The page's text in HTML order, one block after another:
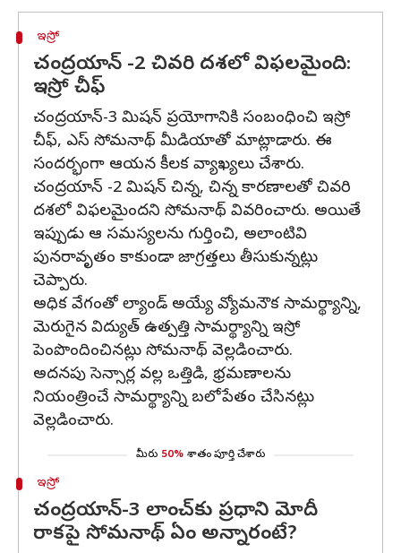
ఇస్రో
చంద్రయాన్ -2 చివరి దశలో విఫలమైంది:
ఇస్రో చీఫ్
చంద్రయాన్-3 మిషన్‌ ప్రయోగానికి సంబంధించి ఇస్రో
చీఫ్, ఎస్ సోమనాథ్ మీడియాతో మాట్లాడారు. ఈ
సందర్భంగా ఆయన కీలక వ్యాఖ్యలు చేశారు.
చంద్రయాన్ -2 మిషన్ చిన్న, చిన్న కారణాలతో చివరి
దశలో విఫలమైందని సోమనాథ్ వివరించారు. అయితే
ఇప్పుడు ఆ సమస్యలను గుర్తించి, అలాంటివి
పునరావృతం కాకుండా జాగ్రత్తలు తీసుకున్నట్లు
చెప్పారు.
అధిక వేగంతో ల్యాండ్ అయ్యే వ్యోమనౌక సామర్థ్యాన్ని,
మెరుగైన విద్యుత్ ఉత్పత్తి సామర్థ్యాన్ని ఇస్రో
పెంపొందించినట్లు సోమనాథ్ వెల్లడించారు.
అదనపు సెన్సార్ల వల్ల ఒత్తిడి, భ్రమణాలను
నియంత్రించే సామర్థ్యాన్ని బలోపేతం చేసినట్లు
వెల్లడించారు.
మీరు 50% శాతం పూర్తి చేశారు
ఇస్రో
చంద్రయాన్-3 లాంచ్‌కు ప్రధాని మోదీ
రాకపై సోమనాథ్ ఏం అన్నారంటే?